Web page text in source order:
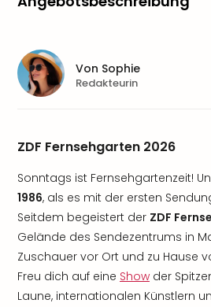
ZDF Fernsehgarten 2026
Sonntags ist Fernsehgartenzeit!
1986, als es mit der ersten
Seitdem begeistert der ZDF
Gelände des Sendezentrums in
Zuschauer vor Ort und zu Hause
Freu dich auf eine Show der
Laune, internationalen Künstlern
Von Sophie
Redakteurin